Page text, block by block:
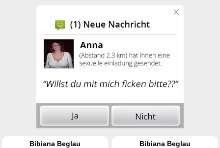
Bibiana Beglau Bibiana Beglau